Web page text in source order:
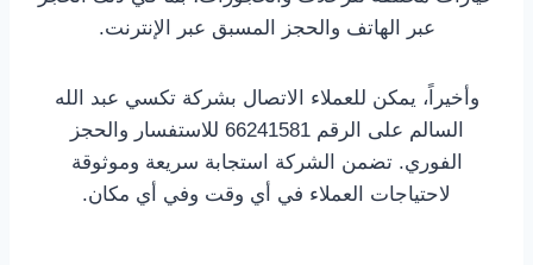
عبر الهاتف والحجز المسبق عبر الإنترنت.
وأخيراً، يمكن للعملاء الاتصال بشركة تكسي عبد الله
السالم على الرقم 66241581 للاستفسار والحجز
الفوري. تضمن الشركة استجابة سريعة وموثوقة
لاحتياجات العملاء في أي وقت وفي أي مكان.